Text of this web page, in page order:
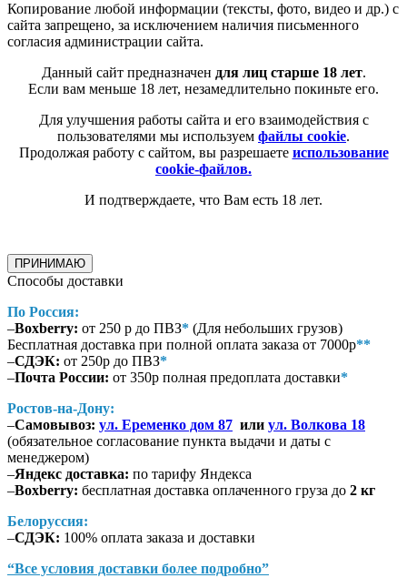
Копирование любой информации (тексты, фото, видео и др.) с
сайта запрещено, за исключением наличия письменного
согласия администрации сайта.
Данный сайт предназначен для лиц старше 18 лет.
Если вам меньше 18 лет, незамедлительно покиньте его.
Для улучшения работы сайта и его взаимодействия с
пользователями мы используем файлы cookie.
Продолжая работу с сайтом, вы разрешаете использование
cookie-файлов.
И подтверждаете, что Вам есть 18 лет.
ПРИНИМАЮ
Способы доставки
По Россия:
–Boxberry: от 250 р до ПВЗ* (Для небольших грузов)
Бесплатная доставка при полной оплата заказа от 7000р**
–СДЭК: от 250р до ПВЗ*
–Почта России: от 350р полная предоплата доставки*
Ростов-на-Дону:
–Самовывоз: ул. Еременко дом 87 или ул. Волкова 18
(обязательное согласование пункта выдачи и даты с
менеджером)
–Яндекс доставка: по тарифу Яндекса
–Boxberry: бесплатная доставка оплаченного груза до 2 кг
Белоруссия:
–СДЭК: 100% оплата заказа и доставки
“Все условия доставки более подробно”